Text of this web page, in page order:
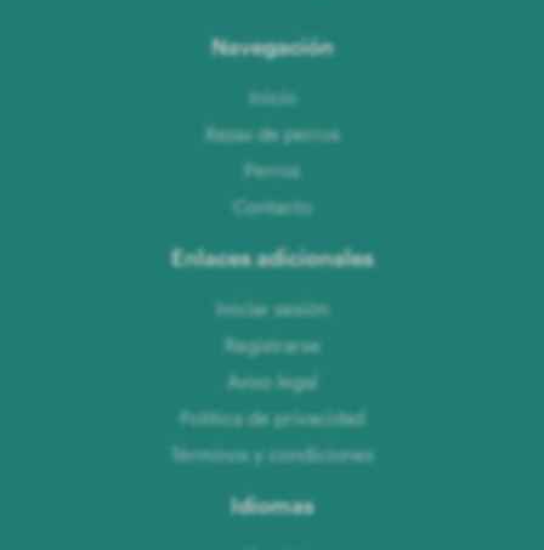
Navegación
Inicio
Razas de perros
Perros
Contacto
Enlaces adicionales
Iniciar sesión
Registrarse
Aviso legal
Política de privacidad
Términos y condiciones
Idiomas